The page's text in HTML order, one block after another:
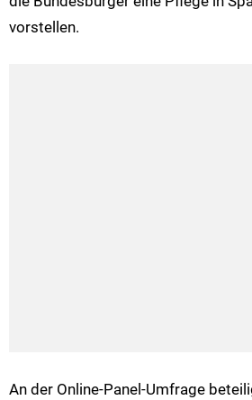
vorstellen.
An der Online-Panel-Umfrage